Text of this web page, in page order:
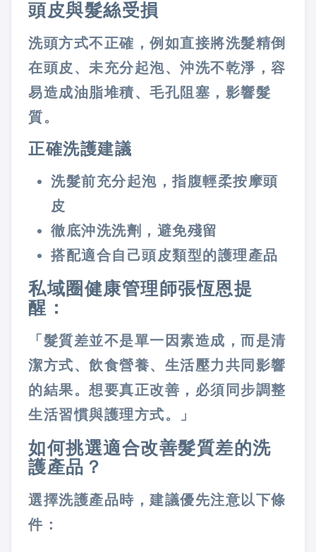
頭皮與髮絲受損
洗頭方式不正確，例如直接將洗髮精倒
在頭皮、未充分起泡、沖洗不乾淨，容
易造成油脂堆積、毛孔阻塞，影響髮
質。
正確洗護建議
洗髮前充分起泡，指腹輕柔按摩頭
皮
徹底沖洗洗劑，避免殘留
搭配適合自己頭皮類型的護理產品
私域圈健康管理師張恆恩提
醒：
「髮質差並不是單一因素造成，而是清
潔方式、飲食營養、生活壓力共同影響
的結果。想要真正改善，必須同步調整
生活習慣與護理方式。」
如何挑選適合改善髮質差的洗
護產品？
選擇洗護產品時，建議優先注意以下條
件：